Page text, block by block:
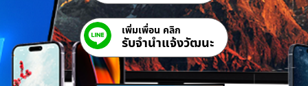
เพิ่มเพื่อน คลิก
รับจํานําแจ้งวัฒนะ